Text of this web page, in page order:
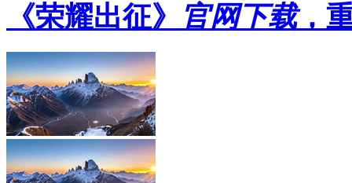
《荣耀出征》 官网下载，